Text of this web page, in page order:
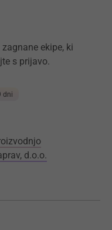
ekipe, ki
s prijavo.
dni
d.o.o.